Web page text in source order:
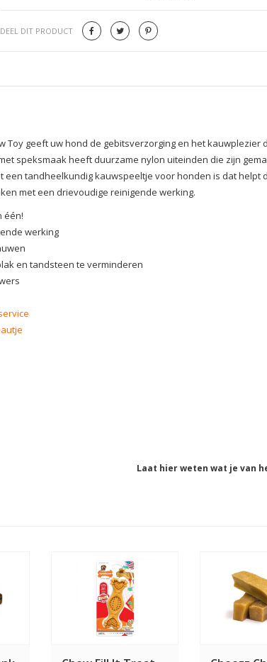
DEEL DIT PRODUCT
Toy geeft uw hond de gebitsverzorging en het kauwplezier
speksmaak heeft duurzame nylon uiteinden die zijn
tandheelkundig kauwspeeltje voor honden is dat helpt
met een drievoudige reinigende werking.
één!
werking
en tandsteen te verminderen
Laat hier weten wat je van